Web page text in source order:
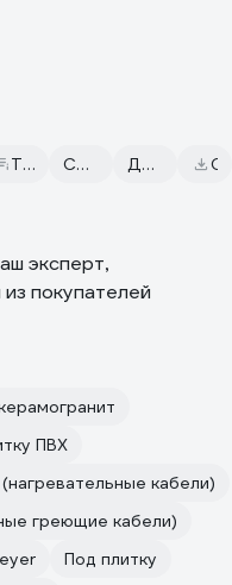
Технические характеристики (терморегулятор) Сертификат соответствия от 2023.06.14 Декларация о соответствии от 2023.08.21
эксперт,
покупателей
ПВХ
кабели)
греющие кабели)
Под плитку